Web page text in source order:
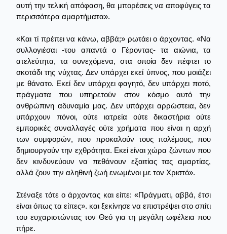
αυτή την τελική απόφαση, θα μπορέσεις να αποφύγεις τα
περισσότερα αμαρτήματα».
«Και τί πρέπει να κάνω, αββά;» ρωτάει ο άρχοντας. «Να
συλλογιέσαι -του απαντά ο Γέροντας- τα αιώνια, τα
ατελεύτητα, τα συνεχόμενα, στα οποία δεν πέφτει το
σκοτάδι της νύχτας. Δεν υπάρχει εκεί ύπνος, που μοιάζει
με θάνατο. Εκεί δεν υπάρχει φαγητό, δεν υπάρχει ποτό,
πράγματα που υπηρετούν στον κόσμο αυτό την
ανθρώπινη αδυναμία μας. Δεν υπάρχει αρρώστεια, δεν
υπάρχουν πόνοι, ούτε ιατρεία ούτε δικαστήρια ούτε
εμπορικές συναλλαγές ούτε χρήματα που είναι η αρχή
των συμφορών, που προκαλούν τους πολέμους, που
δημιουργούν την εχθρότητα. Εκεί είναι χώρα ζώντων που
δεν κινδυνεύουν να πεθάνουν εξαιτίας τας αμαρτίας,
αλλά ζουν την αληθινή ζωή ενωμένοι με τον Χριστό».
Στέναξε τότε ο άρχοντας και είπε: «Πράγματι, αββά, έτσι
είναι όπως τα είπες». και ξεκίνησε να επιστρέψει στο σπίτι
του ευχαριστώντας τον Θεό για τη μεγάλη ωφέλεια που
πήρε.